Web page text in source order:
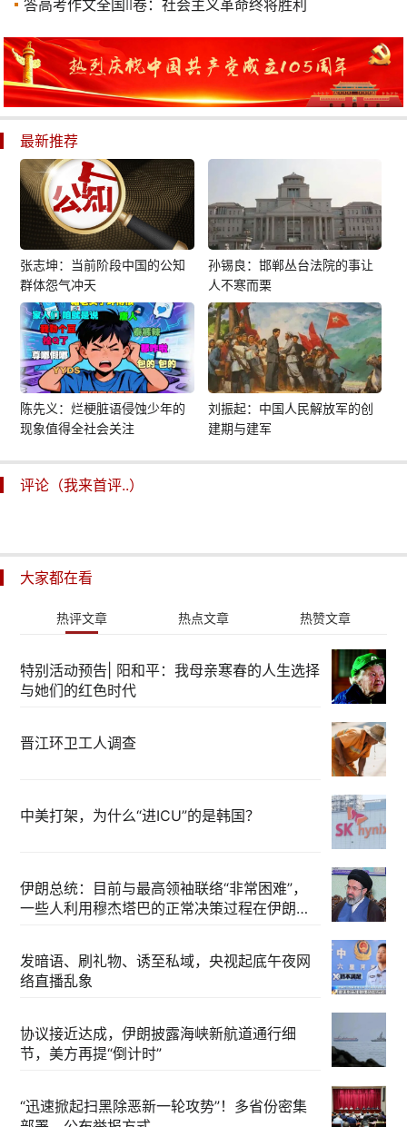
答高考作文全国II卷：社会主义革命终将胜利
最新推荐
张志坤：当前阶段中国的公知
群体怨气冲天
孙锡良：邯郸丛台法院的事让
人不寒而栗
陈先义：烂梗脏语侵蚀少年的
现象值得全社会关注
刘振起：中国人民解放军的创
建期与建军
评论（我来首评..）
大家都在看
热评文章 热点文章 热赞文章
特别活动预告| 阳和平：我母亲寒春的人生选择
与她们的红色时代
晋江环卫工人调查
中美打架，为什么“进ICU”的是韩国？
伊朗总统：目前与最高领袖联络“非常困难”，
一些人利用穆杰塔巴的正常决策过程在伊朗内
发暗语、刷礼物、诱至私域，央视起底午夜网
络直播乱象
协议接近达成，伊朗披露海峡新航道通行细
节，美方再提“倒计时”
“迅速掀起扫黑除恶新一轮攻势”！多省份密集